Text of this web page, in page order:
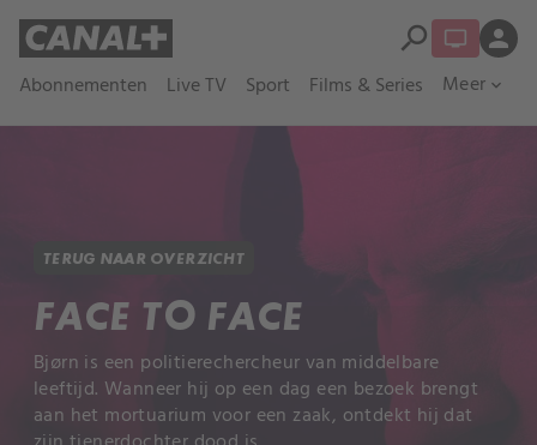
Abonnementen Live TV Sport Films & Series Meer expand_more
search person
TERUG NAAR OVERZICHT
FACE TO FACE
Bjørn is een politierechercheur van middelbare
leeftijd. Wanneer hij op een dag een bezoek brengt
aan het mortuarium voor een zaak, ontdekt hij dat